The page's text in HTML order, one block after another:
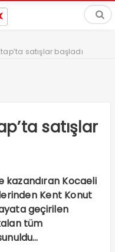
satışlar başladı
satışlar
kazandıran Kocaeli
Kent Konut
geçirilen
tüm